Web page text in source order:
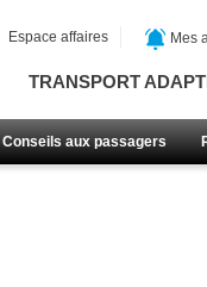
TRANSPORT
Conseils aux passagers
Espace affaires Mes